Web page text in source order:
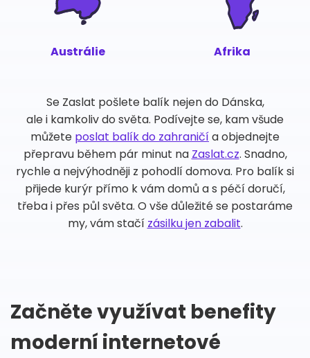
Austrálie Afrika
Se Zaslat pošlete balík nejen do Dánska,
ale i kamkoliv do světa. Podívejte se, kam všude
můžete poslat balík do zahraničía objednejte
přepravu během pár minut na Zaslat.cz. Snadno,
rychle a nejvýhodněji z pohodlí domova. Pro balík si
přijede kurýr přímo k vám domů a s péčí doručí,
třeba i přes půl světa. O vše důležité se postaráme
my, vám stačí zásilku jen zabalit.
Začněte využívat benefity
moderní internetové